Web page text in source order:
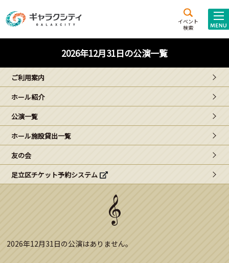
イベント
検索
施設案内
西新井
文化ホール
ギャラクシティとは
こどもみーてぃんぐ
Gがくえん
ブランドからのお知らせ
2026年12月31日の公演一覧
ご利用案内
ホール紹介
公演一覧
ホール施設貸出一覧
友の会
足立区チケット予約システム
2026年12月31日の公演はありません。